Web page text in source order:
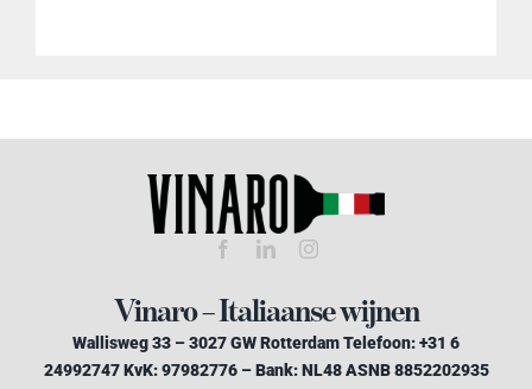
Vinaro – Italiaanse wijnen
Wallisweg 33 – 3027 GW Rotterdam Telefoon: +31 6
24992747 KvK: 97982776 – Bank: NL48 ASNB 8852202935